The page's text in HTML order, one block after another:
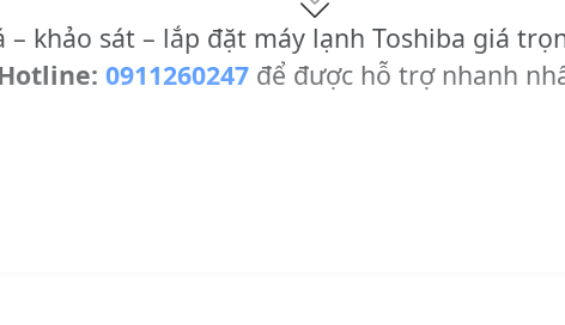
khảo sát – lắp đặt máy lạnh Toshiba giá
Hotline: 0911260247 để được hỗ trợ nhanh